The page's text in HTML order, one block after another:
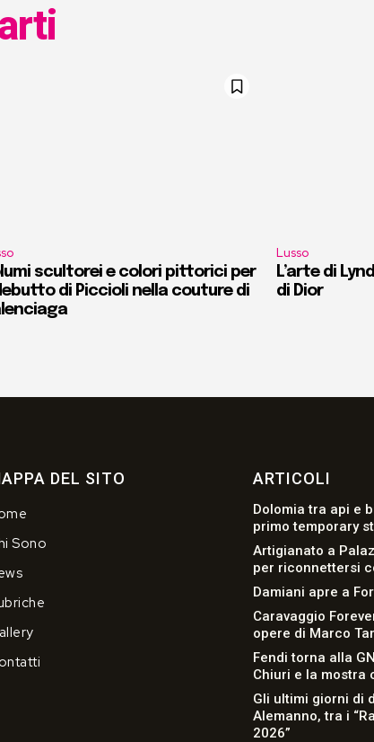
scultorei e colori pittorici per
di Piccioli nella couture di
Lusso
L’arte di
di Dior
DEL SITO
Sono
ARTICOLI
Dolomia tra api e
primo temporary
Artigianato a
per riconnettersi
Damiani apre a
Caravaggio
opere di Marco
Fendi torna alla
Chiuri e la mostra
Gli ultimi giorni di
Alemanno, tra i
2026”